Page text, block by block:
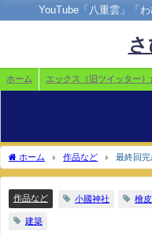
YouTube「八重雲」「
ホーム エックス（旧ツイッター）
ホーム 作品など 最終回
作品など 小國神社 檜
建築